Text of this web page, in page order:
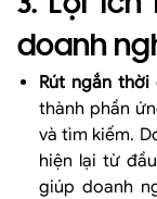
doanh
Rút ngắn
thành phần
và tìm kiếm.
hiện lại từ
giúp doanh